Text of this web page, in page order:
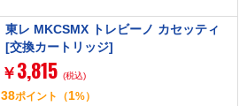
東レ MKCSMX トレビーノ カセッティ
[交換カートリッジ]
￥ 3,815 (税込)
38ポイント （1%）